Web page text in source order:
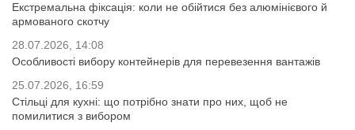
Екстремальна фіксація: коли не обійтися без алюмінієвого й
армованого скотчу
28.07.2026, 14:08
Особливості вибору контейнерів для перевезення вантажів
25.07.2026, 16:59
Стільці для кухні: що потрібно знати про них, щоб не
помилитися з вибором